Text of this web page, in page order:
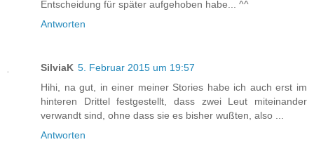
Entscheidung für später aufgehoben habe... ^^
Antworten
SilviaK 5. Februar 2015 um 19:57
Hihi, na gut, in einer meiner Stories habe ich auch erst im
hinteren Drittel festgestellt, dass zwei Leut miteinander
verwandt sind, ohne dass sie es bisher wußten, also ...
Antworten